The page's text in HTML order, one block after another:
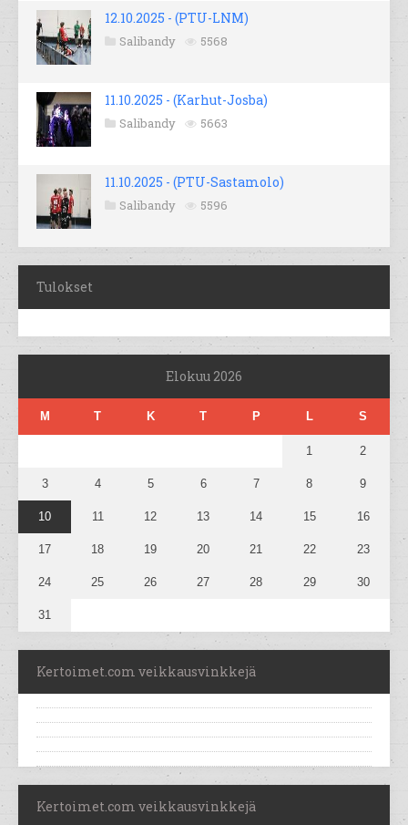
12.10.2025 - (PTU-LNM)
Salibandy 5568
11.10.2025 - (Karhut-Josba)
Salibandy 5663
11.10.2025 - (PTU-Sastamolo)
Salibandy 5596
Tulokset
Elokuu 2026
M T K T P L S
1 2
3 4 5 6 7 8 9
10 11 12 13 14 15 16
17 18 19 20 21 22 23
24 25 26 27 28 29 30
31
Kertoimet.com veikkausvinkkejä
Kertoimet.com veikkausvinkkejä